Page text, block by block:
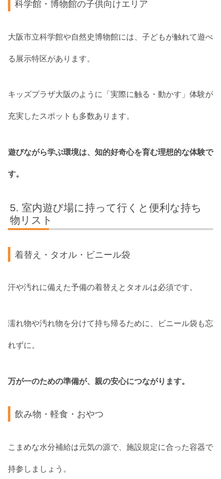
科学館・博物館の子供向けエリア
大阪市立科学館や自然史博物館には、子どもが触れて遊べ
る展示特区があります。
キッズプラザ大阪のように「実際に触る・動かす」体験が
充実したスポットも多数あります。
遊びながら学ぶ環境は、知的好奇心を育む理想的な体験で
す。
室内遊び場に持って行くと便利な持ち
物リスト
着替え・タオル・ビニール袋
汗や汚れに備えた予備の着替えとタオルは必須です。
濡れ物や汚れ物を分けて持ち帰るために、ビニール袋も忘
れずに。
万が一のための準備が、親の安心につながります。
飲み物・軽食・おやつ
こまめな水分補給は元気の源で、施設規定に合った容器で
持参しましょう。